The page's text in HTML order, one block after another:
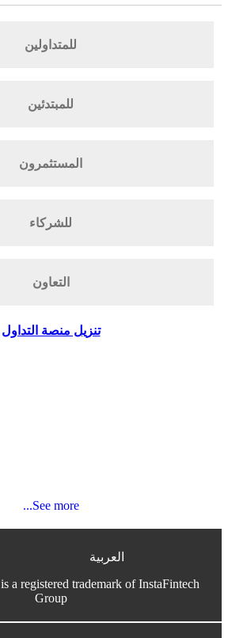
للمتداولين
للمبتدئين
المستثمرون
للشركاء
التعاون
تنزيل منصة التداول
See more...
العربية
is a registered trademark of InstaFintech
Group